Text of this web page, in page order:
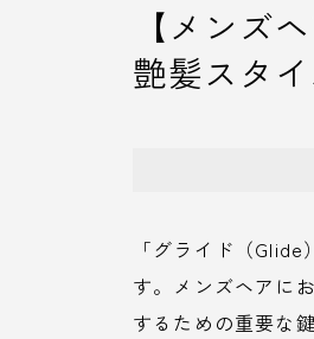
【メンズ
艶髪スタ
「グライド（
す。メンズヘアに
するための重要な